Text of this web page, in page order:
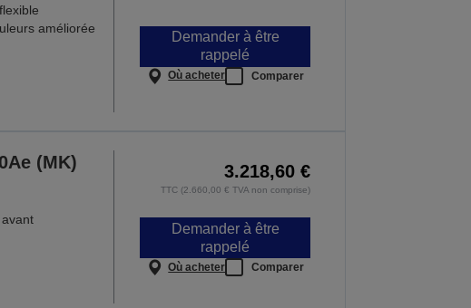
améliorée
Demander à être
rappelé
Où acheter Comparer
(MK) 3.218,60 €
TTC (2.660,00 € TVA non comprise)
Demander à être
rappelé
Où acheter Comparer